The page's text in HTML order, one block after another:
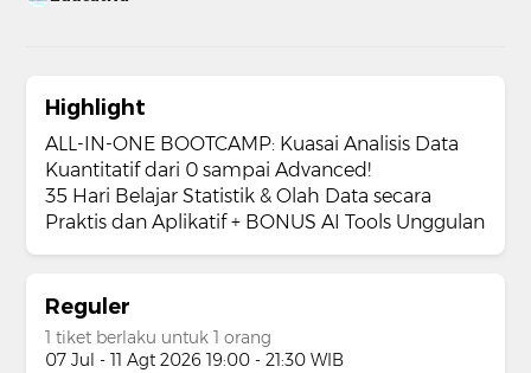
Highlight
ALL-IN-ONE BOOTCAMP: Kuasai Analisis Data
Kuantitatif dari 0 sampai Advanced!
35 Hari Belajar Statistik & Olah Data secara
Praktis dan Aplikatif + BONUS AI Tools Unggulan
Reguler
1 tiket berlaku untuk 1 orang
07 Jul - 11 Agt 2026 19:00 - 21:30 WIB